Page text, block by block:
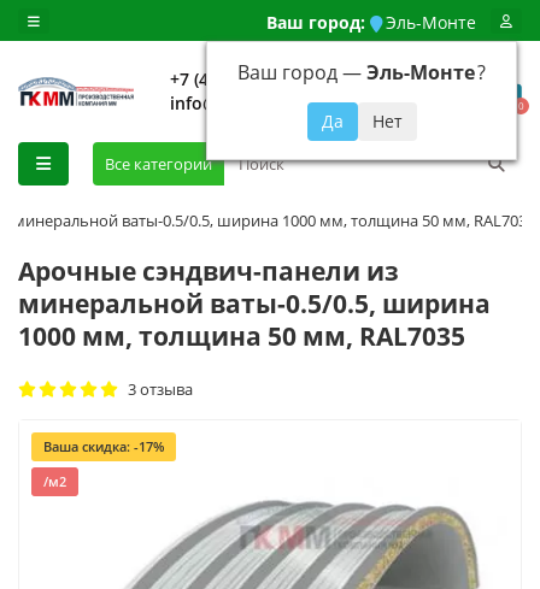
Ваш город: Эль-Монте
Ваш город —Эль-Монте?
+7 (499) 648-92-94
info@evroshtaketnikmoskva.ru
0
Все категории
минеральной ваты-0.5/0.5, ширина 1000 мм, толщина 50 мм, RAL7035
Арочные сэндвич-панели из
минеральной ваты-0.5/0.5, ширина
1000 мм, толщина 50 мм, RAL7035
3 отзыва
Ваша скидка: -17%
/м2